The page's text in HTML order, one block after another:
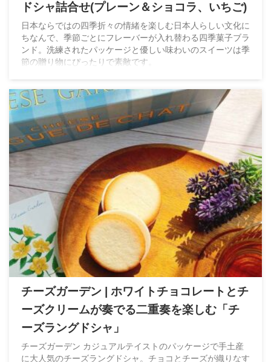
ドシャ詰合せ(プレーン＆ショコラ、いちご)
日本ならではの四季折々の情緒を楽しむ日本人らしい文化に
ちなんで、季節ごとにフレーバーが入れ替わる四季菓子ブラ
ンド。洗練されたパッケージと優しい味わいのスイーツは季
節の贈り物にぴったりで素敵です。
チーズガーデン | ホワイトチョコレートとチ
ーズクリームが奏でる二重奏を楽しむ「チ
ーズラングドシャ」
チーズガーデン カジュアルテイストのパッケージで手土産
に大人気のチーズラングドシャ。チョコとチーズが織りなす